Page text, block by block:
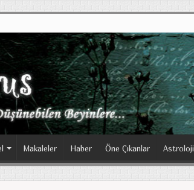
Makaleler Haber Öne Çıkanlar Astroloji